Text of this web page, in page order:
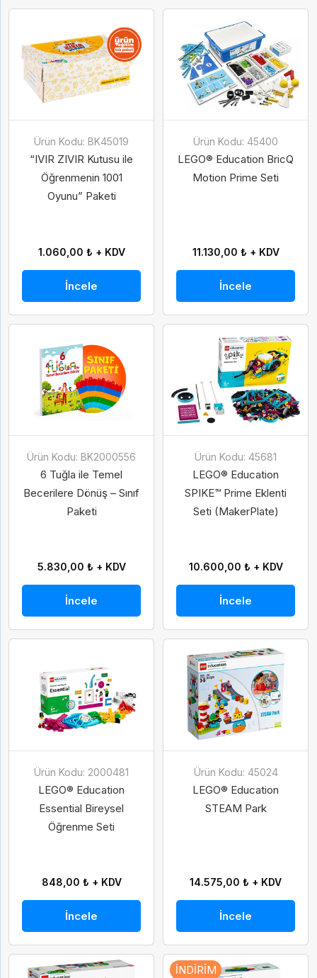
Ürün Kodu: BK45019
“IVIR ZIVIR Kutusu ile
Öğrenmenin 1001
Oyunu” Paketi
1.060,00 ₺ + KDV
İncele
Ürün Kodu: 45400
LEGO® Education BricQ
Motion Prime Seti
11.130,00 ₺ + KDV
İncele
Ürün Kodu: BK2000556
6 Tuğla ile Temel
Becerilere Dönüş – Sınıf
Paketi
5.830,00 ₺ + KDV
İncele
Ürün Kodu: 45681
LEGO® Education
SPIKE™ Prime Eklenti
Seti (MakerPlate)
10.600,00 ₺ + KDV
İncele
Ürün Kodu: 2000481
LEGO® Education
Essential Bireysel
Öğrenme Seti
848,00 ₺ + KDV
İncele
Ürün Kodu: 45024
LEGO® Education
STEAM Park
14.575,00 ₺ + KDV
İncele
İNDIRIM